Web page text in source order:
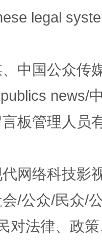
如何以
legal
中国公众传
news/
板管理人员
网络科技影
/公众/民众/
对法律、政